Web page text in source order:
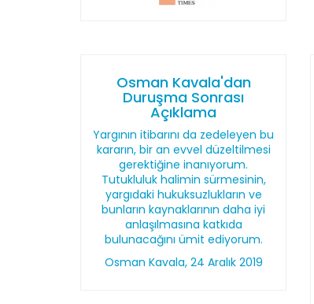
Osman Kavala'dan
Duruşma Sonrası
Açıklama
Yargının itibarını da zedeleyen bu
kararın, bir an evvel düzeltilmesi
gerektiğine inanıyorum.
Tutukluluk halimin sürmesinin,
yargıdaki hukuksuzlukların ve
bunların kaynaklarının daha iyi
anlaşılmasına katkıda
bulunacağını ümit ediyorum.
Osman Kavala, 24 Aralık 2019